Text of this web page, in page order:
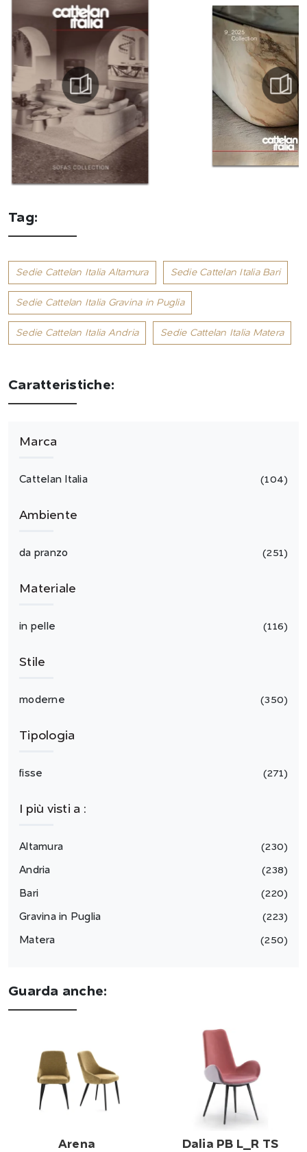
Tag:
Sedie Cattelan Italia Altamura Sedie Cattelan Italia Bari
Sedie Cattelan Italia Gravina in Puglia
Sedie Cattelan Italia Andria Sedie Cattelan Italia Matera
Caratteristiche:
Marca
Cattelan Italia 104
Ambiente
da pranzo 251
Materiale
in pelle 116
Stile
moderne 350
Tipologia
fisse 271
I più visti a :
Altamura 230
Andria 238
Bari 220
Gravina in Puglia 223
Matera 250
Guarda anche:
Arena Dalia PB L_R TS